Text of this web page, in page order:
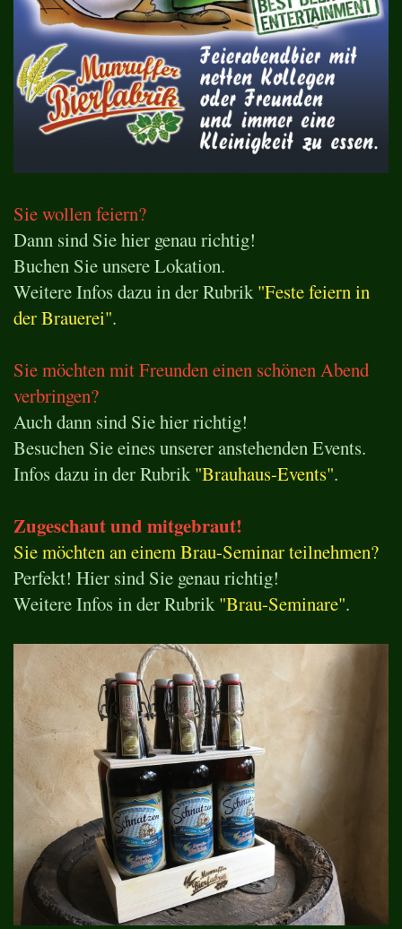
Sie wollen feiern?
Dann sind Sie hier genau richtig!
Buchen Sie unsere Lokation.
Weitere Infos dazu in der Rubrik "Feste feiern in
der Brauerei".
Sie möchten mit Freunden einen schönen Abend
verbringen?
Auch dann sind Sie hier richtig!
Besuchen Sie eines unserer anstehenden Events.
Infos dazu in der Rubrik "Brauhaus-Events".
Zugeschaut und mitgebraut!
Sie möchten an einem Brau-Seminar teilnehmen?
Perfekt! Hier sind Sie genau richtig!
Weitere Infos in der Rubrik "Brau-Seminare".